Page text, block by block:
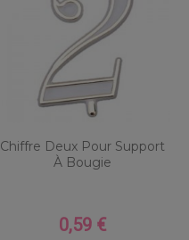
Chiffre Deux Pour Support
À Bougie
Prix
0,59 €